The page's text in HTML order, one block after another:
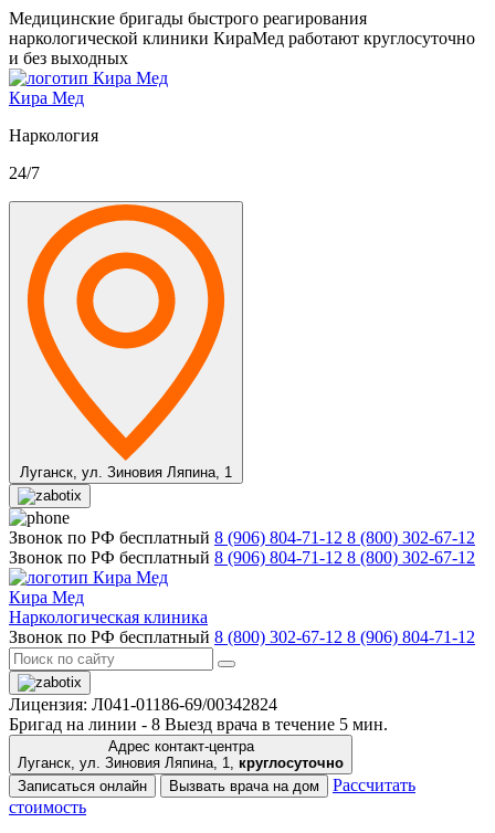
Медицинские бригады быстрого реагирования
наркологической клиники КираМед работают круглосуточно
и без выходных
Кира Мед
Наркология
24/7
Луганск, ул. Зиновия Ляпина, 1
Звонок по РФ бесплатный 8 (906) 804-71-12 8 (800) 302-67-12
Звонок по РФ бесплатный 8 (906) 804-71-12 8 (800) 302-67-12
Кира Мед
Наркологическая клиника
Звонок по РФ бесплатный 8 (800) 302-67-12 8 (906) 804-71-12
Лицензия: Л041-01186-69/00342824
Бригад на линии - 8 Выезд врача в течение 5 мин.
Адрес контакт-центра
Луганск, ул. Зиновия Ляпина, 1, круглосуточно
Записаться онлайн
Вызвать врача на дом
Рассчитать
стоимость